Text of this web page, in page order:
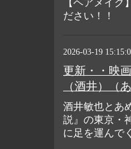
【ヘアメイ
ださい！！
2026-03-19
更新・・映
（酒井）（
酒井敏也とあ
説』の東京・
に足を運んで